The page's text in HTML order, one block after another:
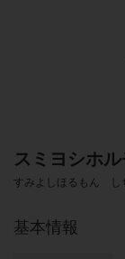
スミヨシホ
すみよしほるもん し
基本情報